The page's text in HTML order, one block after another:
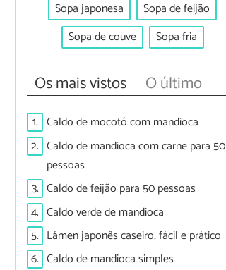
Sopa japonesa
Sopa de feijão
Sopa de couve
Sopa fria
Os mais vistos O último
1. Caldo de mocotó com mandioca
2. Caldo de mandioca com carne para 50
pessoas
3. Caldo de feijão para 50 pessoas
4. Caldo verde de mandioca
5. Lámen japonês caseiro, fácil e prático
6. Caldo de mandioca simples